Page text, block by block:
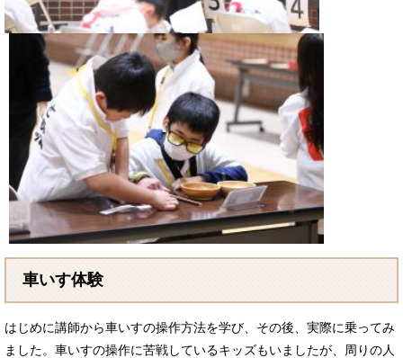
車いす体験
はじめに講師から車いすの操作方法を学び、その後、実際に乗ってみ
ました。車いすの操作に苦戦しているキッズもいましたが、周りの人